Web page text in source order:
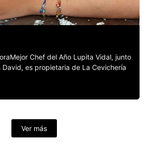
Chef del Año Lupita Vidal, junto
es propietaria de La Cevichería
Ver más